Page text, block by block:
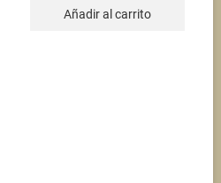
Añadir al carrito